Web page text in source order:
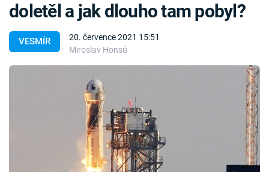
Témata
VESMÍR
20. července 2021 15:51
Miroslav Honsů
doletěl a jak dlouho tam pobyl?